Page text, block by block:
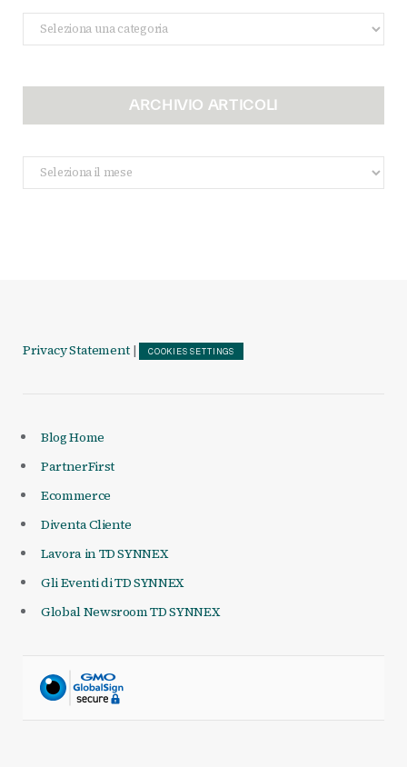
Categorie
ARCHIVIO ARTICOLI
Archivio
Articoli
Privacy Statement | COOKIES SETTINGS
Blog Home
PartnerFirst
Ecommerce
Diventa Cliente
Lavora in TD SYNNEX
Gli Eventi di TD SYNNEX
Global Newsroom TD SYNNEX